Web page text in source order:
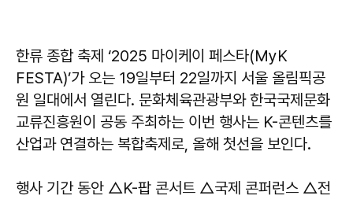
한류 종합 축제 ‘2025 마이케이 페스타(MyK
FESTA)’가 오는 19일부터 22일까지 서울 올림픽공
원 일대에서 열린다. 문화체육관광부와 한국국제문화
교류진흥원이 공동 주최하는 이번 행사는 K-콘텐츠를
산업과 연결하는 복합축제로, 올해 첫선을 보인다.
행사 기간 동안 △K-팝 콘서트 △국제 콘퍼런스 △전